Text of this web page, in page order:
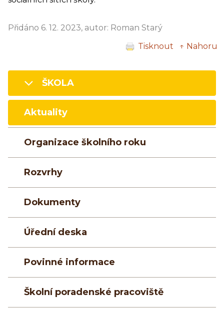
Přidáno 6. 12. 2023, autor: Roman Starý
Tisknout
↑ Nahoru
ŠKOLA
Aktuality
Organizace školního roku
Rozvrhy
Dokumenty
Úřední deska
Povinné informace
Školní poradenské pracoviště